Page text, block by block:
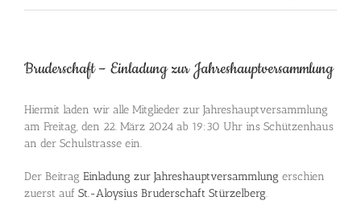
Bruderschaft – Einladung zur Jahreshauptversammlung
Hiermit laden wir alle Mitglieder zur Jahreshauptversammlung
am Freitag, den 22. März 2024 ab 19:30 Uhr ins Schützenhaus
an der Schulstrasse ein.
Der Beitrag Einladung zur Jahreshauptversammlung erschien
zuerst auf St.-Aloysius Bruderschaft Stürzelberg.